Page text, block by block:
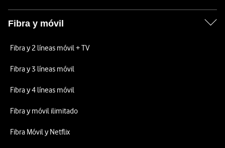
Fibra y móvil
Fibra y 2 líneas móvil + TV
Fibra y 3 líneas móvil
Fibra y 4 líneas móvil
Fibra y móvil ilimitado
Fibra Móvil y Netflix